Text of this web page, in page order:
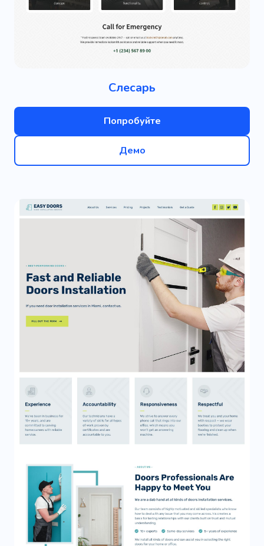
Слесарь
Попробуйте
Демо